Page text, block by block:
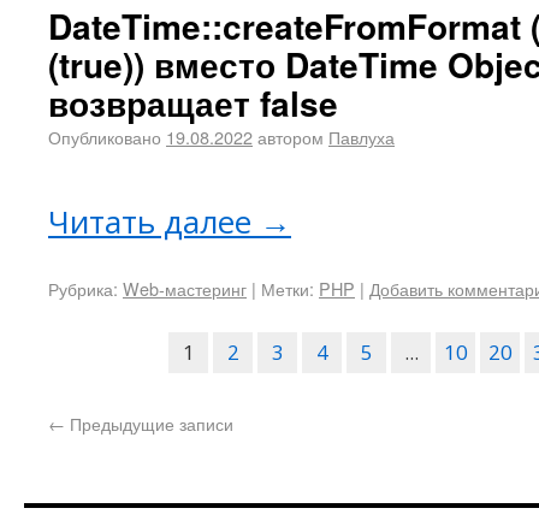
(true)) вместо DateTime
возвращает false
Опубликовано 19.08.2022автором Павлуха
Читать далее →
Рубрика: Web-мастеринг | Метки: PHP | Добавить
1 2 3 4 5 ... 10 20
← Предыдущие записи